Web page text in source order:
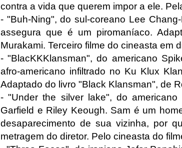
contra a vida que querem impor a ele.
- "Buh-Ning", do sul-coreano Lee
assegura que é um piromaníaco.
Murakami. Terceiro filme do cineasta em
- "BlacKKKlansman", do americano
afro-americano infiltrado no Ku Klux
Adaptado do livro "Black Klansman", de
- "Under the silver lake", do
Garfield e Riley Keough. Sam é um
desaparecimento de sua vizinha, por
metragem do diretor. Pelo cineasta do